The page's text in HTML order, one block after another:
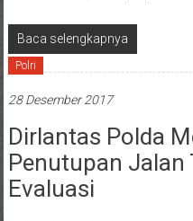
Baca selengkapnya
Polri
28 Desember 2017
Dirlantas Polda
Penutupan Jalan
Evaluasi